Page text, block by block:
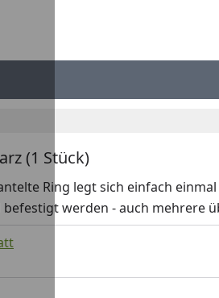
(1 Stück)
Ring legt sich einfach
werden - auch mehrere